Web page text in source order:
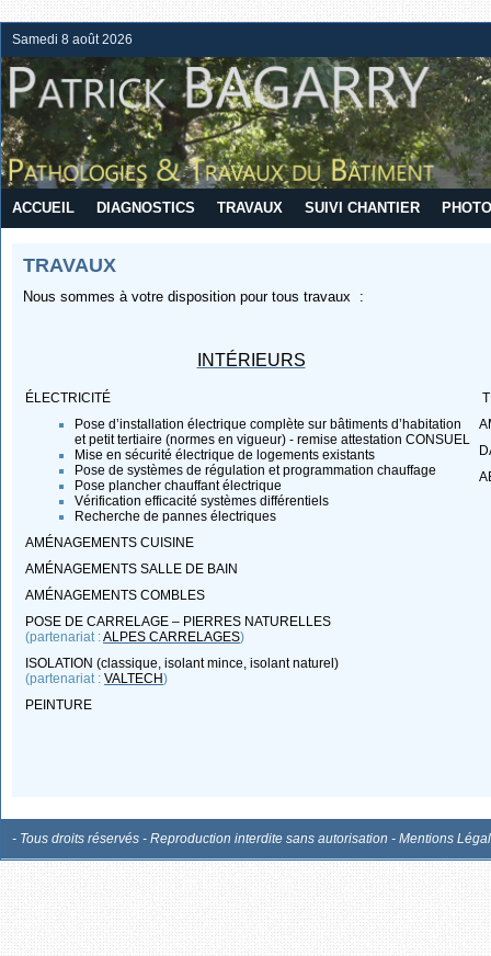
Samedi 8 août 2026
ACCUEIL DIAGNOSTICS TRAVAUX SUIVI CHANTIER
TRAVAUX
Nous sommes à votre disposition pour tous travaux :
INTÉRIEURS
ÉLECTRICITÉ
Pose d’installation électrique complète sur bâtiments d’habitation
et petit tertiaire (normes en vigueur) - remise attestation CONSUEL
Mise en sécurité électrique de logements existants
Pose de systèmes de régulation et programmation chauffage
Pose plancher chauffant électrique
Vérification efficacité systèmes différentiels
Recherche de pannes électriques
AMÉNAGEMENTS CUISINE
AMÉNAGEMENTS SALLE DE BAIN
AMÉNAGEMENTS COMBLES
POSE DE CARRELAGE – PIERRES NATURELLES
(partenariat :ALPES CARRELAGES)
ISOLATION (classique, isolant mince, isolant naturel)
(partenariat : VALTECH)
PEINTURE
- Tous droits réservés - Reproduction interdite sans autorisation - Mentions